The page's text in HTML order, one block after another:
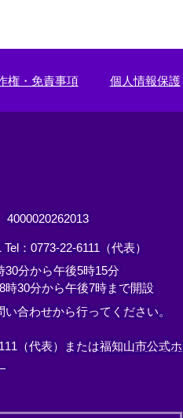
権・免責事項 個人情報保護
Tel：0773-22-6111（代表）
30分から午後5時15分
30分から午後7時まで開設
合わせから行ってください。
（代表）または福知山市公式ホ